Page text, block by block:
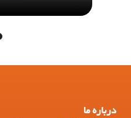
درباره ما